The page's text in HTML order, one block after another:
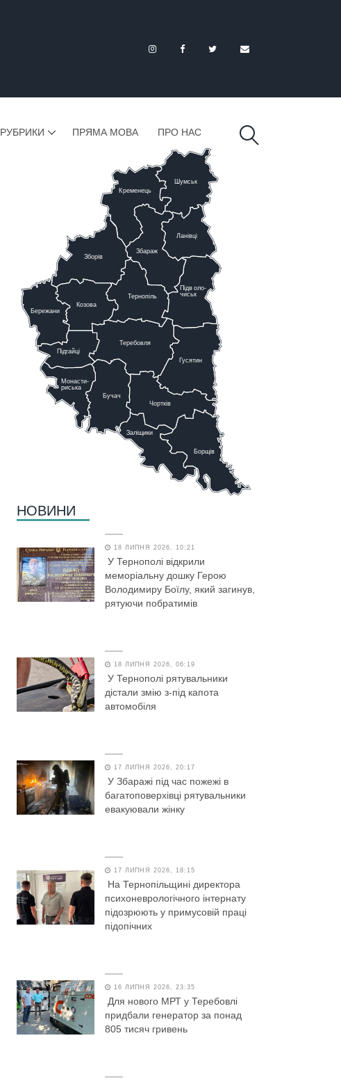
РУБРИКИ ПРЯМА МОВА ПРО НАС
Тернопіль
Теребовля
Бучач
Заліщики
Борщів
Чортків
Гусятин
Підволо-
чиськ
Ланівці
Збараж
Шумськ
Кременець
Козова
Бережани
Підгайці
Зборів
Монасти-
риська
НОВИНИ
18 ЛИПНЯ 2026, 10:21
У Тернополі відкрили
меморіальну дошку Герою
Володимиру Боїлу, який загинув,
рятуючи побратимів
18 ЛИПНЯ 2026, 06:19
У Тернополі рятувальники
дістали змію з-під капота
автомобіля
17 ЛИПНЯ 2026, 20:17
У Збаражі під час пожежі в
багатоповерхівці рятувальники
евакуювали жінку
17 ЛИПНЯ 2026, 18:15
На Тернопільщині директора
психоневрологічного інтернату
підозрюють у примусовій праці
підопічних
16 ЛИПНЯ 2026, 23:35
Для нового МРТ у Теребовлі
придбали генератор за понад
805 тисяч гривень